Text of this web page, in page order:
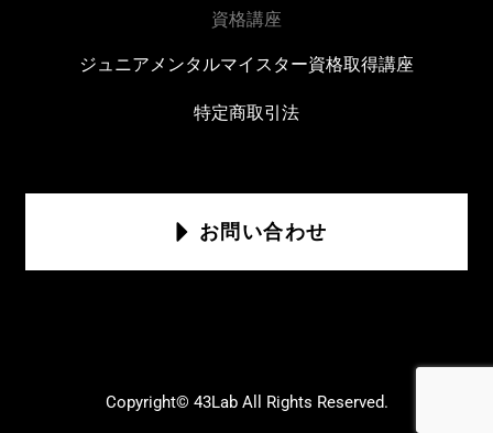
資格講座
ジュニアメンタルマイスター資格取得講座
特定商取引法
お問い合わせ
Copyright© 43Lab All Rights Reserved.